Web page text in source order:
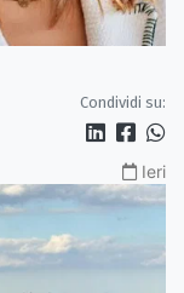
Condividi su:
Ieri